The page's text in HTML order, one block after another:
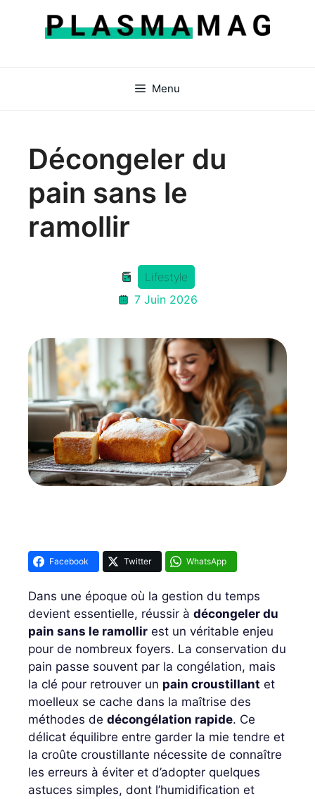
Menu
Décongeler du
pain sans le
ramollir
Lifestyle
7 Juin 2026
Facebook Twitter WhatsApp
Dans une époque où la gestion du temps
devient essentielle, réussir à décongeler du
pain sans le ramollir est un véritable enjeu
pour de nombreux foyers. La conservation du
pain passe souvent par la congélation, mais
la clé pour retrouver un pain croustillant et
moelleux se cache dans la maîtrise des
méthodes de décongélation rapide. Ce
délicat équilibre entre garder la mie tendre et
la croûte croustillante nécessite de connaître
les erreurs à éviter et d’adopter quelques
astuces simples, dont l’humidification et